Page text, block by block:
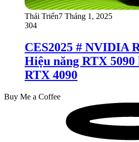
Thái Triển7 Tháng 1, 2025
304
CES2025 # NVIDIA
Hiệu năng RTX
RTX 4090
Buy Me a Coffee